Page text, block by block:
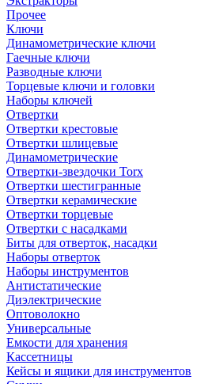
Прочее
Ключи
Динамометрические ключи
Гаечные ключи
Разводные ключи
Торцевые ключи и головки
Наборы ключей
Отвертки
Отвертки крестовые
Отвертки шлицевые
Динамометрические
Отвертки-звездочки Torx
Отвертки шестигранные
Отвертки керамические
Отвертки торцевые
Отвертки с насадками
Биты для отверток, насадки
Наборы отверток
Наборы инструментов
Антистатические
Диэлектрические
Оптоволокно
Универсальные
Емкости для хранения
Кассетницы
Кейсы и ящики для инструментов